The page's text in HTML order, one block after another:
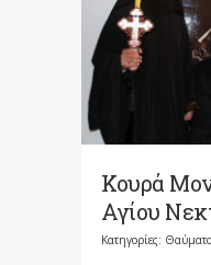
Κουρά
Αγίου
Κατηγορίες: